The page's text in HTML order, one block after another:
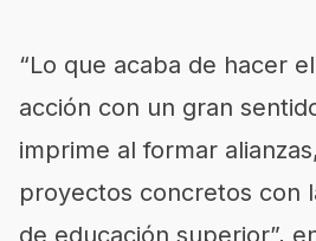
“Lo que acaba de hacer
acción con un gran
imprime al formar
proyectos concretos con
de educación superior”,